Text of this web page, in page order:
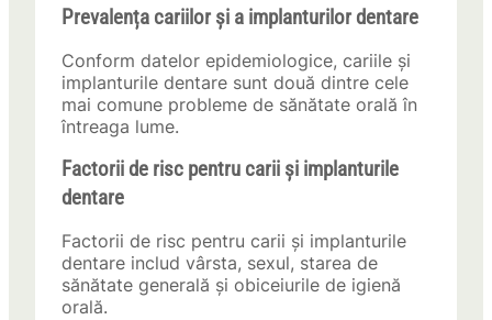
Prevalența cariilor și a implanturilor dentare
Conform datelor epidemiologice, cariile și
implanturile dentare sunt două dintre cele
mai comune probleme de sănătate orală în
întreaga lume.
Factorii de risc pentru carii și implanturile
dentare
Factorii de risc pentru carii și implanturile
dentare includ vârsta, sexul, starea de
sănătate generală și obiceiurile de igienă
orală.